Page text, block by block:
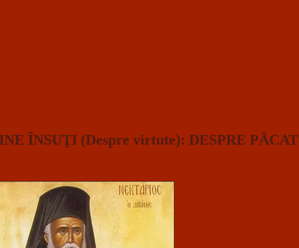
ÎNSUŢI (Despre virtute): DESPRE PĂCAT